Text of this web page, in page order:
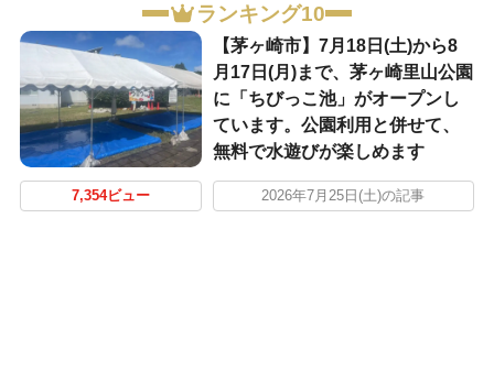
ランキング10
【茅ヶ崎市】7月18日(土)から8
月17日(月)まで、茅ヶ崎里山公園
に「ちびっこ池」がオープンし
ています。公園利用と併せて、
無料で水遊びが楽しめます
7,354ビュー 2026年7月25日(土)の記事